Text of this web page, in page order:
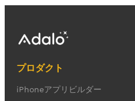
プロダクト
iPhoneアプリビルダー